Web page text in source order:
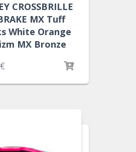
CROSSBRILLE
MX Tuff
White Orange
MX Bronze
€